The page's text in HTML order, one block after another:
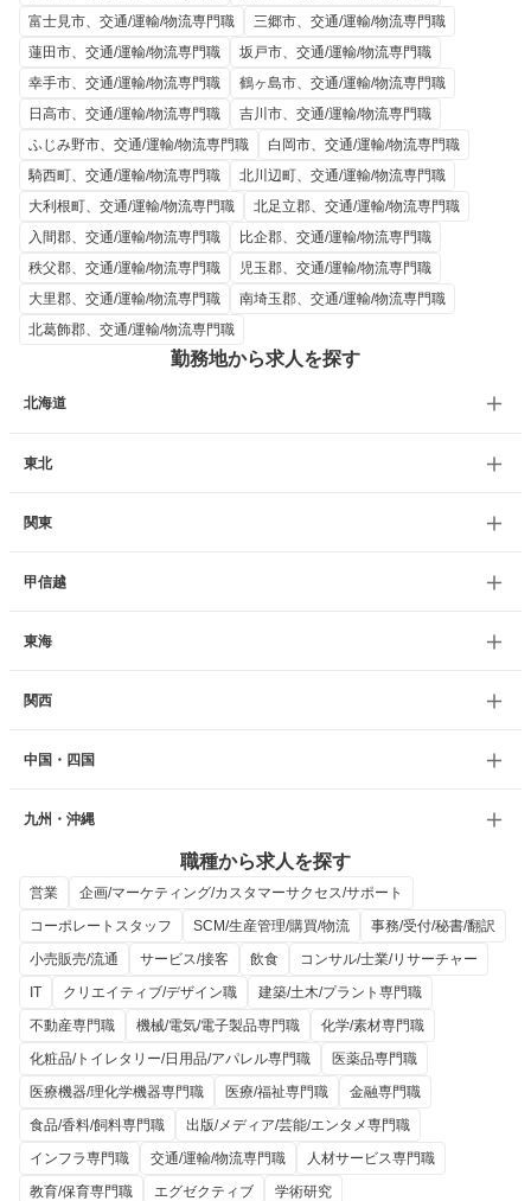
富士見市、交通/運輸/物流専門職
三郷市、交通/運輸/物流専門職
蓮田市、交通/運輸/物流専門職
坂戸市、交通/運輸/物流専門職
幸手市、交通/運輸/物流専門職
鶴ヶ島市、交通/運輸/物流専門職
日高市、交通/運輸/物流専門職
吉川市、交通/運輸/物流専門職
ふじみ野市、交通/運輸/物流専門職
白岡市、交通/運輸/物流専門職
騎西町、交通/運輸/物流専門職
北川辺町、交通/運輸/物流専門職
大利根町、交通/運輸/物流専門職
北足立郡、交通/運輸/物流専門職
入間郡、交通/運輸/物流専門職
比企郡、交通/運輸/物流専門職
秩父郡、交通/運輸/物流専門職
児玉郡、交通/運輸/物流専門職
大里郡、交通/運輸/物流専門職
南埼玉郡、交通/運輸/物流専門職
北葛飾郡、交通/運輸/物流専門職
勤務地から求人を探す
北海道
東北
関東
甲信越
東海
関西
中国・四国
九州・沖縄
職種から求人を探す
営業
企画/マーケティング/カスタマーサクセス/サポート
コーポレートスタッフ
SCM/生産管理/購買/物流
事務/受付/秘書/翻訳
小売販売/流通
サービス/接客 飲食
コンサル/士業/リサーチャー
IT
クリエイティブ/デザイン職
建築/土木/プラント専門職
不動産専門職
機械/電気/電子製品専門職
化学/素材専門職
化粧品/トイレタリー/日用品/アパレル専門職
医薬品専門職
医療機器/理化学機器専門職
医療/福祉専門職
金融専門職
食品/香料/飼料専門職
出版/メディア/芸能/エンタメ専門職
インフラ専門職
交通/運輸/物流専門職
人材サービス専門職
教育/保育専門職
エグゼクティブ
学術研究